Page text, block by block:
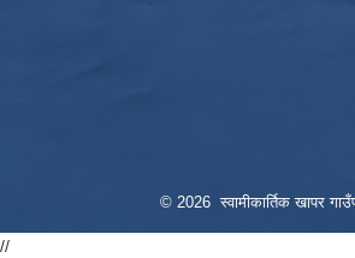
© 2026 स्वामीकार्तिक खापर
//